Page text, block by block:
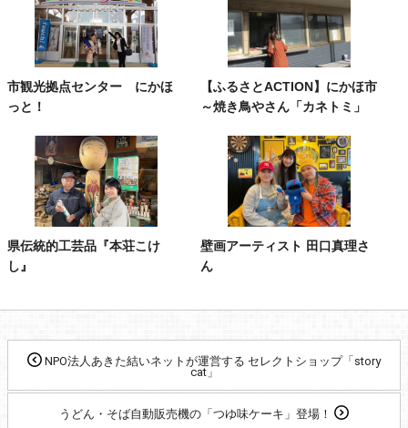
市観光拠点センター にかほ
っと！
【ふるさとACTION】にかほ市
～焼き鳥やさん「カネトミ」
県伝統的工芸品『本荘こけ
し』
壁画アーティスト 田口真理さ
ん
NPO法人あきた結いネットが運営する セレクトショップ「story
cat」
うどん・そば自動販売機の「つゆ味ケーキ」登場！